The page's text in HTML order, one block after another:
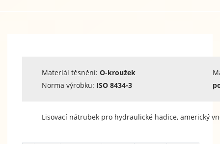
Materiál těsnění: O-kroužek
Norma výrobku: ISO 8434-3
Lisovací nátrubek pro hydraulické hadice, americký